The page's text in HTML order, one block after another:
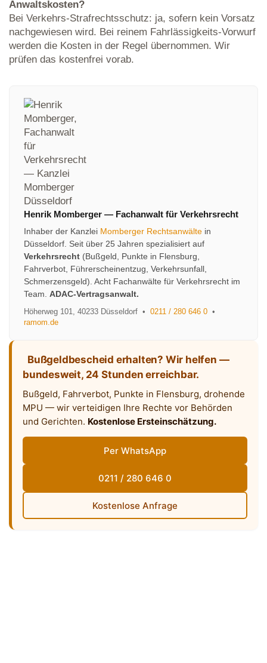
Anwaltskosten?
Bei Verkehrs-Strafrechtsschutz: ja, sofern kein Vorsatz
nachgewiesen wird. Bei reinem Fahrlässigkeits-Vorwurf
werden die Kosten in der Regel übernommen. Wir
prüfen das kostenfrei vorab.
Henrik Momberger — Fachanwalt für Verkehrsrecht
Inhaber der Kanzlei Momberger Rechtsanwälte in
Düsseldorf. Seit über 25 Jahren spezialisiert auf
Verkehrsrecht (Bußgeld, Punkte in Flensburg,
Fahrverbot, Führerscheinentzug, Verkehrsunfall,
Schmerzensgeld). Acht Fachanwälte für Verkehrsrecht im
Team. ADAC-Vertragsanwalt.
Höherweg 101, 40233 Düsseldorf • 0211 / 280 646 0 •
ramom.de
Bußgeldbescheid erhalten? Wir helfen —
bundesweit, 24 Stunden erreichbar.
Bußgeld, Fahrverbot, Punkte in Flensburg, drohende
MPU — wir verteidigen Ihre Rechte vor Behörden
und Gerichten. Kostenlose Ersteinschätzung.
Per WhatsApp
0211 / 280 646 0
Kostenlose Anfrage